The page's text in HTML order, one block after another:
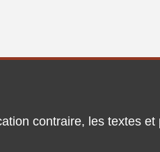
contraire, les textes